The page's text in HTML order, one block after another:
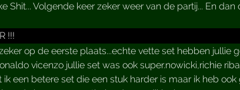
Shit... Volgende keer zeker weer van de partij... En
!!!
op de eerste plaats...echte vette set hebben jullie
vicenzo jullie set was ook super.nowicki,richie
een betere set die een stuk harder is maar ik heb